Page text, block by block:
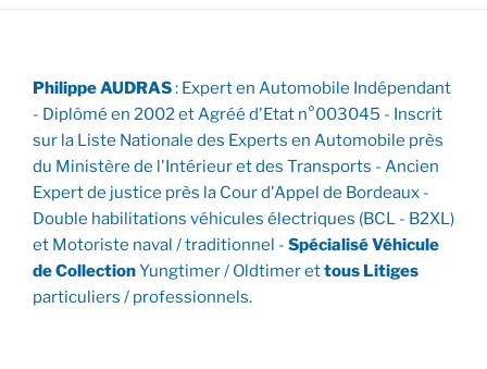
Philippe AUDRAS: Expert en Automobile Indépendant
- Diplômé en 2002 et Agréé d'Etat n°003045 - Inscrit
sur la Liste Nationale des Experts en Automobile près
du Ministère de l'Intérieur et des Transports - Ancien
Expert de justice près la Cour d'Appel de Bordeaux -
Double habilitations véhicules électriques (BCL - B2XL)
et Motoriste naval / traditionnel - Spécialisé Véhicule
de CollectionYungtimer / Oldtimer ettous Litiges
particuliers / professionnels.